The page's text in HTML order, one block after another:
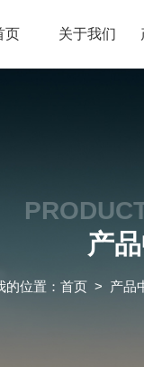
页 关于我们
产
的位置： 首页 > 产品